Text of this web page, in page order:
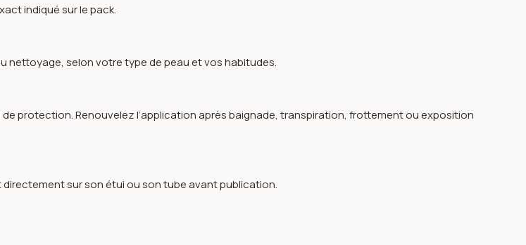
indiqué sur le pack.
nettoyage, selon votre type de peau et vos habitudes.
protection. Renouvelez l’application après baignade, transpiration, frottement ou exposition
sur son étui ou son tube avant publication.